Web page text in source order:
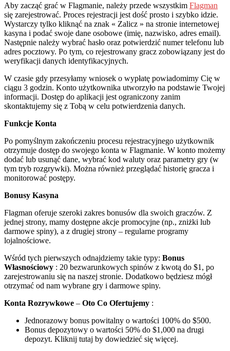
Aby zacząć grać w Flagmanie, należy przede wszystkim Flagman
się zarejestrować. Proces rejestracji jest dość prosto i szybko idzie.
Wystarczy tylko kliknąć na znak « Zalicz » na stronie internetowej
kasyna i podać swoje dane osobowe (imię, nazwisko, adres email).
Następnie należy wybrać hasło oraz potwierdzić numer telefonu lub
adres pocztowy. Po tym, co rejestrowany gracz zobowiązany jest do
weryfikacji danych identyfikacyjnych.
W czasie gdy przesyłamy wniosek o wypłatę powiadomimy Cię w
ciągu 3 godzin. Konto użytkownika utworzyło na podstawie Twojej
informacji. Dostęp do aplikacji jest ograniczony zanim
skontaktujemy się z Tobą w celu potwierdzenia danych.
Funkcje Konta
Po pomyślnym zakończeniu procesu rejestracyjnego użytkownik
otrzymuje dostęp do swojego konta w Flagmanie. W konto możemy
dodać lub usunąć dane, wybrać kod waluty oraz parametry gry (w
tym tryb rozgrywki). Można również przeglądać historię gracza i
monitorować postępy.
Bonusy Kasyna
Flagman oferuje szeroki zakres bonusów dla swoich graczów. Z
jednej strony, mamy dostępne akcje promocyjne (np., zniżki lub
darmowe spiny), a z drugiej strony – regularne programy
lojalnościowe.
Wśród tych pierwszych odnajdziemy takie typy: Bonus
Własnościowy : 20 bezwarunkowych spinów z kwotą do $1, po
zarejestrowaniu się na naszej stronie. Dodatkowo będziesz mógł
otrzymać od nam wybrane gry i darmowe spiny.
Konta Rozrywkowe – Oto Co Ofertujemy :
Jednorazowy bonus powitalny o wartości 100% do $500.
Bonus depozytowy o wartości 50% do $1,000 na drugi
depozyt. Kliknij tutaj by dowiedzieć się więcej.